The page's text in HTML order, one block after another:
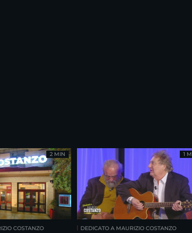
COSTANZO
2 MIN
DEDICATO A MAURIZIO COSTANZO
1